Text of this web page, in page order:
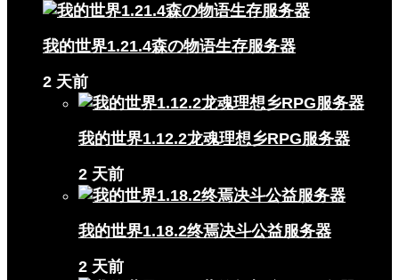
我的世界1.21.4森の物语生存服务器
2 天前
我的世界1.12.2龙魂理想乡RPG服务器
2 天前
我的世界1.18.2终焉决斗公益服务器
2 天前